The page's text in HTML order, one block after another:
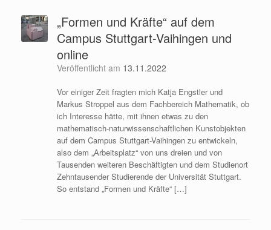
„Formen und Kräfte“ auf dem
Campus Stuttgart-Vaihingen und
online
Veröffentlicht am 13.11.2022
Vor einiger Zeit fragten mich Katja Engstler und
Markus Stroppel aus dem Fachbereich Mathematik, ob
ich Interesse hätte, mit ihnen etwas zu den
mathematisch-naturwissenschaftlichen Kunstobjekten
auf dem Campus Stuttgart-Vaihingen zu entwickeln,
also dem „Arbeitsplatz“ von uns dreien und von
Tausenden weiteren Beschäftigten und dem Studienort
Zehntausender Studierende der Universität Stuttgart.
So entstand „Formen und Kräfte“ […]